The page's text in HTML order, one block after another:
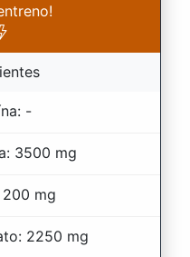
-
3500 mg
200 mg
2250 mg